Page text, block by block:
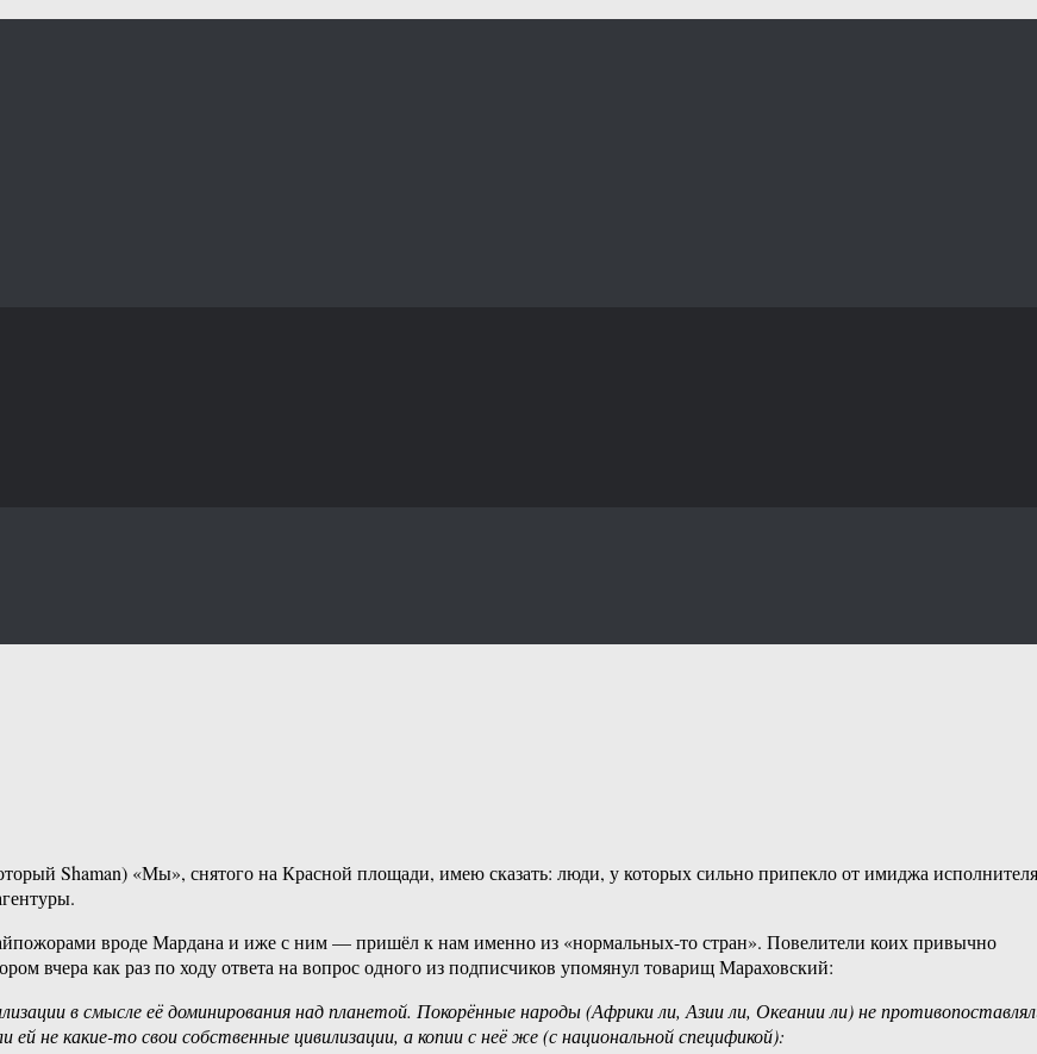
Shaman) «Мы», снятого на Красной площади, имею сказать: люди, у которых сильно припекло от имиджа исполнителя
вроде Мардана и иже с ним — пришёл к нам именно из «нормальных-то стран». Повелители коих привычно
вчера как раз по ходу ответа на вопрос одного из подписчиков упомянул товарищ Мараховский:
‎этой ‎цивилизации ‎ничего. ‎Народы ‎не‏ ‎покорённые‏ ‎- ‎проивопоставляли‏ ‎ей ‎не‏ ‎какие-то ‎свои ‎собственные ‎цивилизации, ‎а‏ ‎копии‏ ‎с‏ ‎неё ‎же‏ ‎(с ‎национальной‏ ‎спецификой):